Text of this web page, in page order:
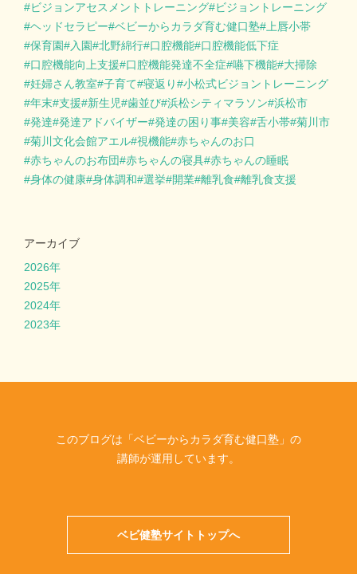
ビジョンアセスメントトレーニング
ビジョントレーニング
ヘッドセラピー ベビーからカラダ育む健口塾
上唇小帯
保育園
入園 北野綿行 口腔機能 口腔機能低下症
口腔機能向上支援
口腔機能発達不全症 嚥下機能 大掃除
妊婦さん教室 子育て 寝返り
小松式ビジョントレーニング
年末 支援 新生児 歯並び 浜松シティマラソン 浜松市
発達 発達アドバイザー 発達の困り事 美容 舌小帯 菊川市
菊川文化会館アエル 視機能 赤ちゃんのお口
赤ちゃんのお布団
赤ちゃんの寝具 赤ちゃんの睡眠
身体の健康 身体調和 選挙 開業 離乳食 離乳食支援
アーカイブ
2026年
2025年
2024年
2023年
このブログは「ベビーからカラダ育む健口塾」の
講師が運用しています。
ベビ健塾サイトトップへ